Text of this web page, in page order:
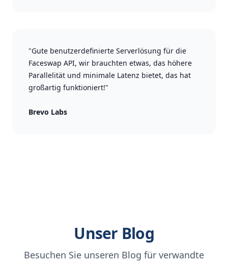
"Gute benutzerdefinierte Serverlösung für die
Faceswap API, wir brauchten etwas, das höhere
Parallelität und minimale Latenz bietet, das hat
großartig funktioniert!"
Brevo Labs
Unser Blog
Besuchen Sie unseren Blog für verwandte